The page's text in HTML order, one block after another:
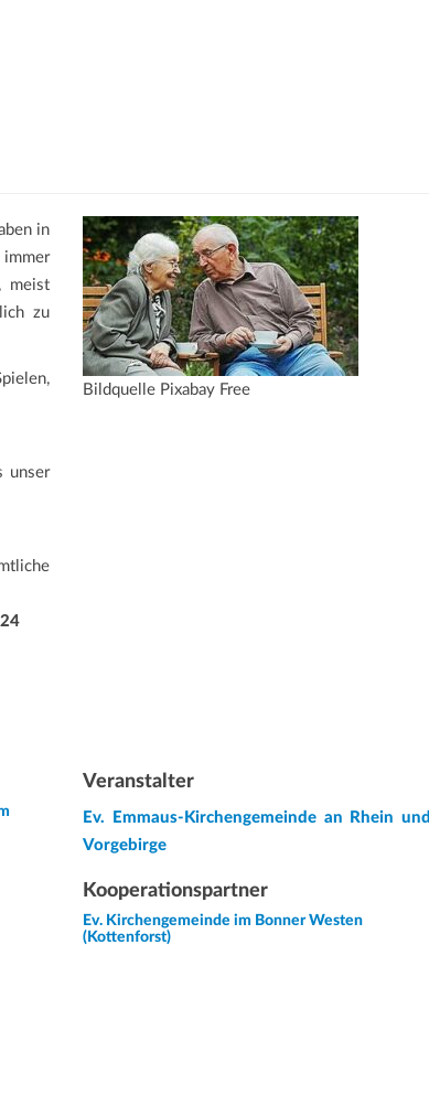
in
meist
zu
unser
Bildquelle Pixabay Free
Veranstalter
Ev. Emmaus-Kirchengemeinde an Rhein und
Vorgebirge
Kooperationspartner
Ev. Kirchengemeinde im Bonner Westen
(Kottenforst)